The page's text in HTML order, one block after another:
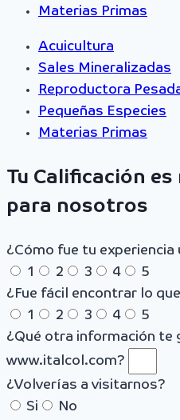
Materias Primas
Acuicultura
Sales Mineralizadas
Reproductora
Pequeñas Especies
Materias Primas
Tu Calificación
para nosotros
¿Cómo fue tu
1
2 3 4
5
¿Fue fácil encontrar lo
1
2 3 4
5
¿Qué otra información te
www.italcol.com?
¿Volverías a visitarnos?
Si
No